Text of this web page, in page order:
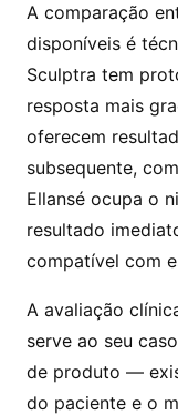
A comparação
disponíveis é
Sculptra tem
resposta mais
oferecem
subsequente,
Ellansé ocupa o
resultado
compatível com
A avaliação
serve ao seu
de produto —
do paciente e o